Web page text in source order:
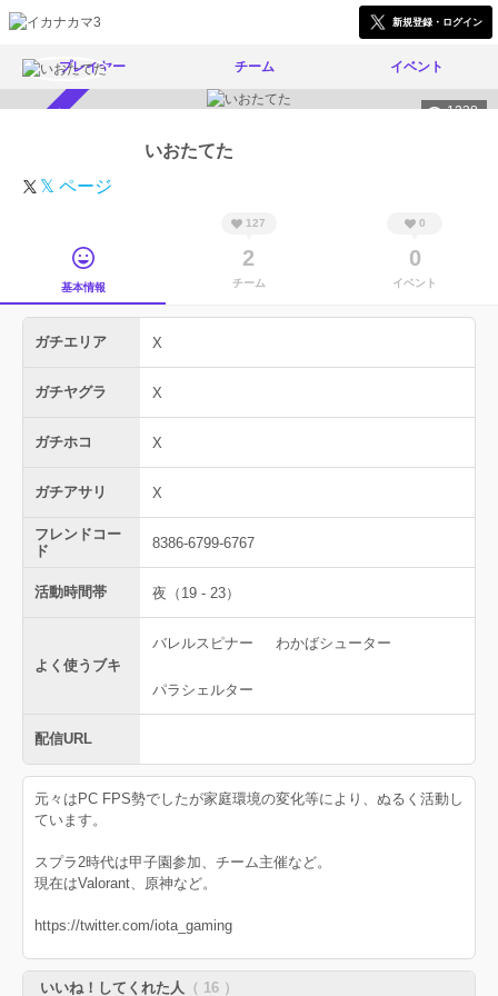
新規登録・ログイン
プレイヤー チーム イベント
1238
いおたてた
𝕏 ページ
基本情報
127
2
チーム
0
0
イベント
ガチエリア X
ガチヤグラ X
ガチホコ X
ガチアサリ X
フレンドコー
ド
8386-6799-6767
活動時間帯 夜（19 - 23）
よく使うブキ
バレルスピナー わかばシューター
パラシェルター
配信URL
元々はPC FPS勢でしたが家庭環境の変化等により、ぬるく活動し
ています。
スプラ2時代は甲子園参加、チーム主催など。
現在はValorant、原神など。
https://twitter.com/iota_gaming
いいね！してくれた人 （ 16 ）